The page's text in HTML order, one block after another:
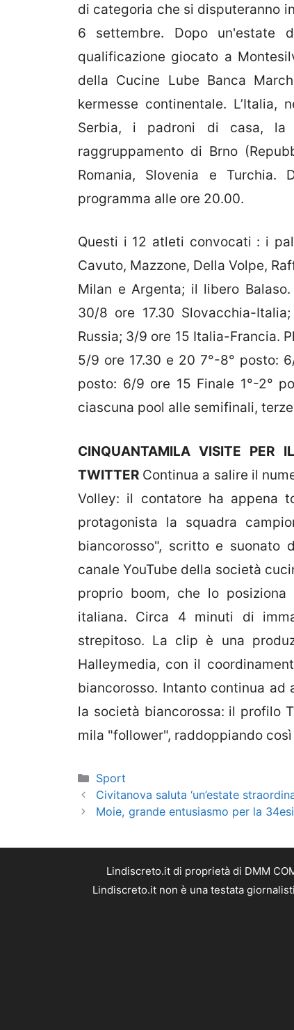
di categoria che si disputeranno
6 settembre. Dopo un'estate
qualificazione giocato a
della Cucine Lube Banca
kermesse continentale.
Serbia, i padroni di casa, la
raggruppamento di Brno
Romania, Slovenia e
programma alle ore 20.00.
Questi i 12 atleti convocati : i
Cavuto, Mazzone, Della Volpe,
Milan e Argenta; il libero
30/8 ore 17.30 Slovacchia-
Russia; 3/9 ore 15 Italia-Francia.
5/9 ore 17.30 e 20 7°-8° posto:
posto: 6/9 ore 15 Finale 1°-2°
ciascuna pool alle semifinali,
CINQUANTAMILA VISITE PER
TWITTER Continua a salire il
Volley: il contatore ha appena
protagonista la squadra
biancorosso", scritto e suonato
canale YouTube della società
proprio boom, che lo
italiana. Circa 4 minuti di
strepitoso. La clip è una
Halleymedia, con il
biancorosso. Intanto continua
la società biancorossa: il profilo
mila "follower", raddoppiando
Categorie
Sport
Civitanova saluta ‘un’estate
Moie, grande entusiasmo per la
Lindiscreto.it di proprietà di DMM
Lindiscreto.it non è una testata